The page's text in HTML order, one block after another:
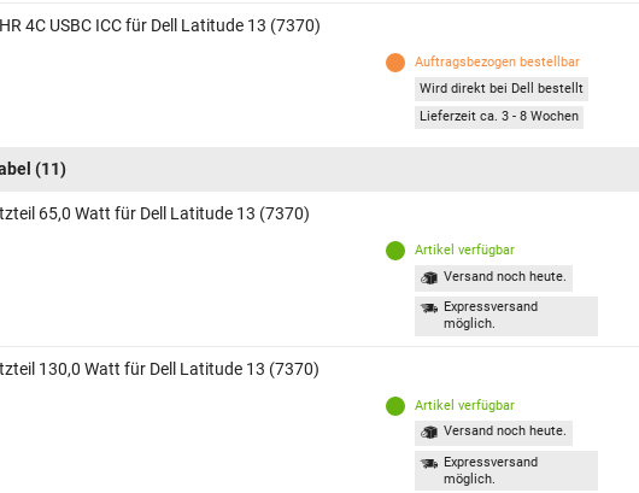
4C USBC ICC für Dell Latitude 13 (7370)
Auftragsbezogen bestellbar
Wird direkt bei Dell bestellt
Lieferzeit ca. 3 - 8 Wochen
(11)
65,0 Watt für Dell Latitude 13 (7370)
Artikel verfügbar
Versand noch heute.
Expressversand
möglich.
130,0 Watt für Dell Latitude 13 (7370)
Artikel verfügbar
Versand noch heute.
Expressversand
möglich.